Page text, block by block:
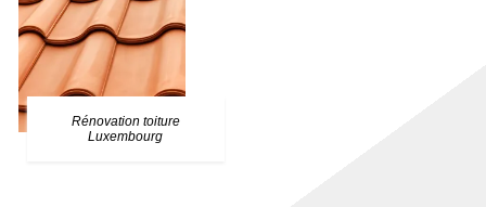
Rénovation toiture
Luxembourg